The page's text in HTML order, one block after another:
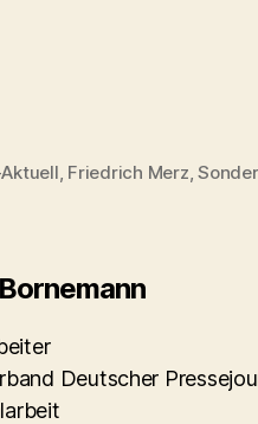
, Friedrich Merz,
Deutscher